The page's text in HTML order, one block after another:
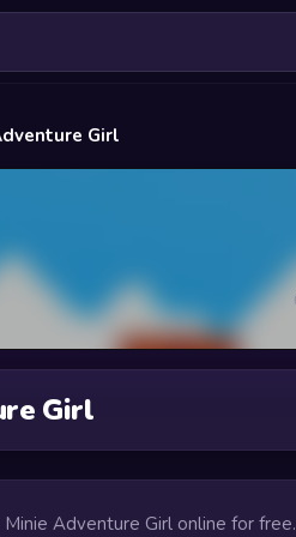
Girl
Girl
Minie Adventure Girl online for free.